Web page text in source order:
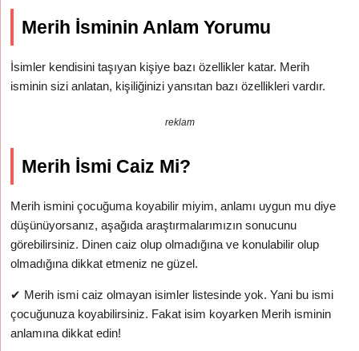
Merih İsminin Anlam Yorumu
İsimler kendisini taşıyan kişiye bazı özellikler katar. Merih
isminin sizi anlatan, kişiliğinizi yansıtan bazı özellikleri vardır.
reklam
Merih İsmi Caiz Mi?
Merih ismini çocuğuma koyabilir miyim, anlamı uygun mu diye
düşünüyorsanız, aşağıda araştırmalarımızın sonucunu
görebilirsiniz. Dinen caiz olup olmadığına ve konulabilir olup
olmadığına dikkat etmeniz ne güzel.
✔ Merih ismi caiz olmayan isimler listesinde yok. Yani bu ismi
çocuğunuza koyabilirsiniz. Fakat isim koyarken Merih isminin
anlamına dikkat edin!